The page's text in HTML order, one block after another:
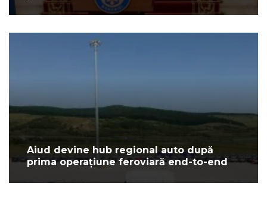
Aiud devine hub regional auto după
prima operațiune feroviară end-to-end